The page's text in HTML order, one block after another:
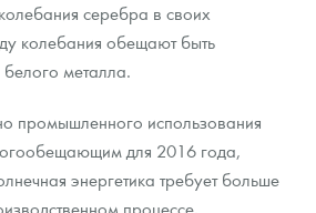
обитатели глубин"
Cookies
и защите персональных данных
серебра в своих
колебания обещают быть
металла.
промышленного использования
для 2016 года,
энергетика требует больше